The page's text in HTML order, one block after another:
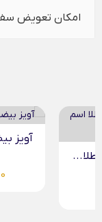
امکان تعویض
آویز بیضی